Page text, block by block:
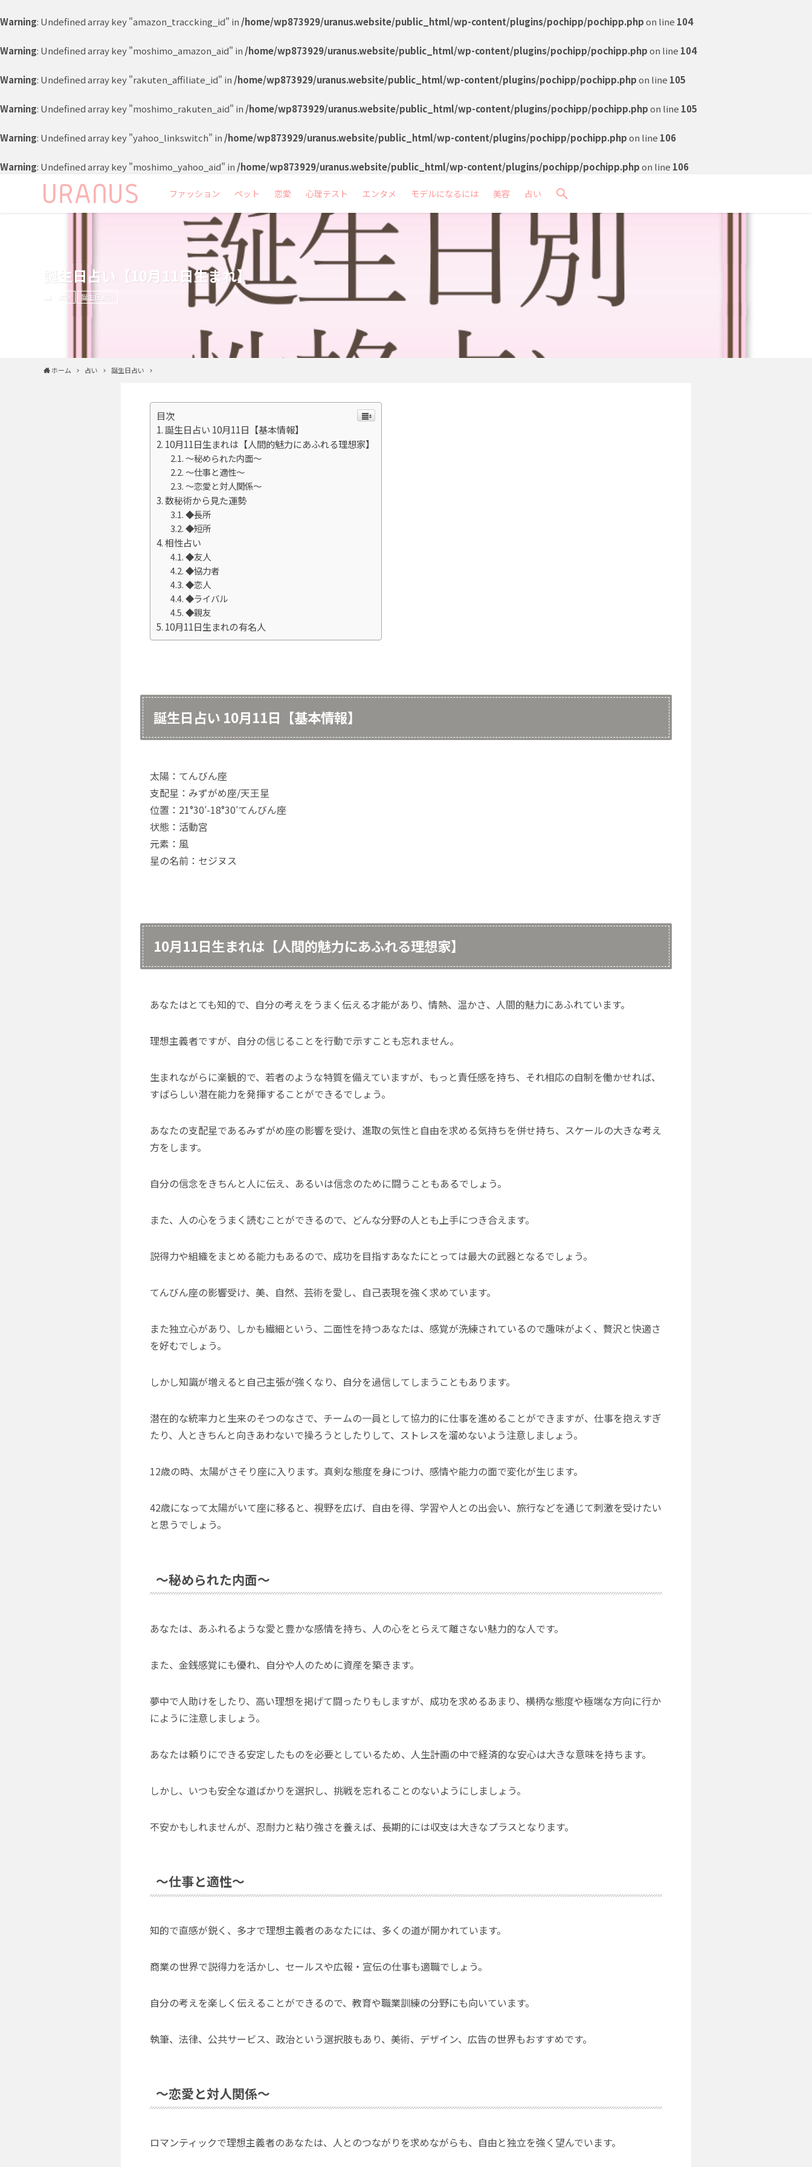
Warning: Undefined array key "amazon_traccking_id" in /home/wp873929/uranus.website/public_html/wp-content/plugins/pochipp/pochipp.phpon line 104
Warning: Undefined array key "moshimo_amazon_aid" in /home/wp873929/uranus.website/public_html/wp-content/plugins/pochipp/pochipp.phpon line 104
Warning: Undefined array key "rakuten_affiliate_id" in /home/wp873929/uranus.website/public_html/wp-content/plugins/pochipp/pochipp.phpon line 105
Warning: Undefined array key "moshimo_rakuten_aid" in /home/wp873929/uranus.website/public_html/wp-content/plugins/pochipp/pochipp.phpon line 105
Warning: Undefined array key "yahoo_linkswitch" in /home/wp873929/uranus.website/public_html/wp-content/plugins/pochipp/pochipp.phpon line 106
Warning: Undefined array key "moshimo_yahoo_aid" in /home/wp873929/uranus.website/public_html/wp-content/plugins/pochipp/pochipp.phpon line 106
ファッション ペット 恋愛 心理テスト エンタメ モデルになるには 美容 占い
誕生日占い【10月11日生まれ】
占い 誕生日占い
ホーム 占い 誕生日占い
目次
誕生日占い 10月11日【基本情報】
10月11日生まれは【人間的魅力にあふれる理想家】
～秘められた内面～
～仕事と適性～
～恋愛と対人関係～
数秘術から見た運勢
◆長所
◆短所
相性占い
◆友人
◆協力者
◆恋人
◆ライバル
◆親友
10月11日生まれの有名人
誕生日占い 10月11日【基本情報】
太陽：てんびん座
支配星：みずがめ座/天王星
位置：21°30′-18°30′てんびん座
状態：活動宮
元素：風
星の名前：セジヌス
10月11日生まれは【人間的魅力にあふれる理想家】
あなたはとても知的で、自分の考えをうまく伝える才能があり、情熱、温かさ、人間的魅力にあふれています。
理想主義者ですが、自分の信じることを行動で示すことも忘れません。
生まれながらに楽観的で、若者のような特質を備えていますが、もっと責任感を持ち、それ相応の自制を働かせれば、
すばらしい潜在能力を発揮することができるでしょう。
あなたの支配星であるみずがめ座の影響を受け、進取の気性と自由を求める気持ちを併せ持ち、スケールの大きな考え
方をします。
自分の信念をきちんと人に伝え、あるいは信念のために闘うこともあるでしょう。
また、人の心をうまく読むことができるので、どんな分野の人とも上手につき合えます。
説得力や組織をまとめる能力もあるので、成功を目指すあなたにとっては最大の武器となるでしょう。
てんびん座の影響受け、美、自然、芸術を愛し、自己表現を強く求めています。
また独立心があり、しかも繊細という、二面性を持つあなたは、感覚が洗練されているので趣味がよく、贅沢と快適さ
を好むでしょう。
しかし知識が増えると自己主張が強くなり、自分を過信してしまうこともあります。
潜在的な統率力と生来のそつのなさで、チームの一員として協力的に仕事を進めることができますが、仕事を抱えすぎ
たり、人ときちんと向きあわないで操ろうとしたりして、ストレスを溜めないよう注意しましょう。
12歳の時、太陽がさそり座に入ります。真剣な態度を身につけ、感情や能力の面で変化が生じます。
42歳になって太陽がいて座に移ると、視野を広げ、自由を得、学習や人との出会い、旅行などを通じて刺激を受けたい
と思うでしょう。
～秘められた内面～
あなたは、あふれるような愛と豊かな感情を持ち、人の心をとらえて離さない魅力的な人です。
また、金銭感覚にも優れ、自分や人のために資産を築きます。
夢中で人助けをしたり、高い理想を掲げて闘ったりもしますが、成功を求めるあまり、横柄な態度や極端な方向に行か
にように注意しましょう。
あなたは頼りにできる安定したものを必要としているため、人生計画の中で経済的な安心は大きな意味を持ちます。
しかし、いつも安全な道ばかりを選択し、挑戦を忘れることのないようにしましょう。
不安かもしれませんが、忍耐力と粘り強さを養えば、長期的には収支は大きなプラスとなります。
～仕事と適性～
知的で直感が鋭く、多才で理想主義者のあなたには、多くの道が開かれています。
商業の世界で説得力を活かし、セールスや広報・宣伝の仕事も適職でしょう。
自分の考えを楽しく伝えることができるので、教育や職業訓練の分野にも向いています。
執筆、法律、公共サービス、政治という選択肢もあり、美術、デザイン、広告の世界もおすすめです。
～恋愛と対人関係～
ロマンティックで理想主義者のあなたは、人とのつながりを求めながらも、自由と独立を強く望んでいます。